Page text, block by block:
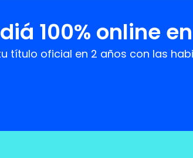
100% online
título oficial en 2 años con las